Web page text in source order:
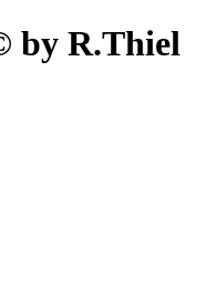
by R.Thiel